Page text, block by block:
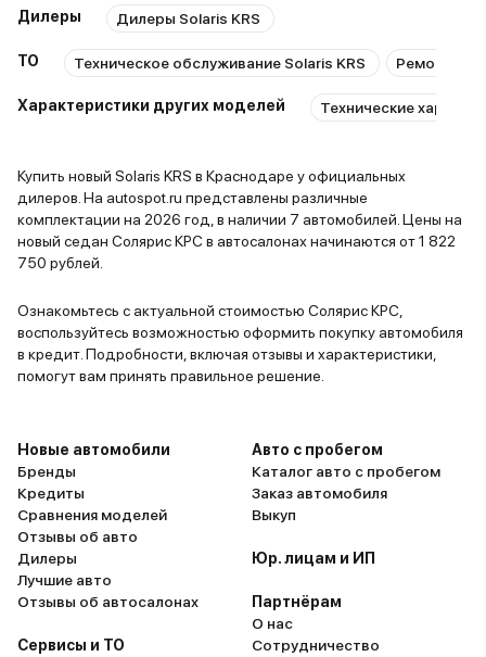
Дилеры Дилеры Solaris KRS
ТО Техническое обслуживание Solaris KRS Ремонт
Характеристики других моделей Технические
Купить новый Solaris KRS в Краснодаре у официальных
дилеров. На autospot.ru представлены различные
комплектации на 2026 год, в наличии 7 автомобилей. Цены на
новый седан Солярис КРС в автосалонах начинаются от 1 822
750 рублей.
Ознакомьтесь с актуальной стоимостью Солярис КРС,
воспользуйтесь возможностью оформить покупку автомобиля
в кредит. Подробности, включая отзывы и характеристики,
помогут вам принять правильное решение.
Новые автомобили
Бренды
Кредиты
Сравнения моделей
Отзывы об авто
Дилеры
Лучшие авто
Отзывы об автосалонах
Сервисы и ТО
Авто с пробегом
Каталог авто с пробегом
Заказ автомобиля
Выкуп
Юр. лицам и ИП
Партнёрам
О нас
Сотрудничество